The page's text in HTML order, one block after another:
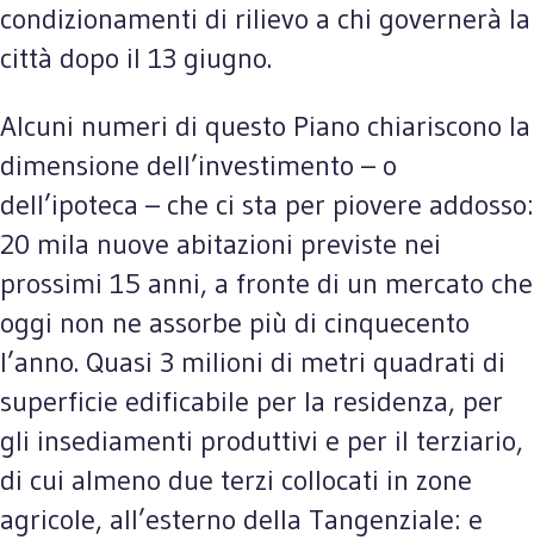
condizionamenti di rilievo a chi governerà la
città dopo il 13 giugno.
Alcuni numeri di questo Piano chiariscono la
dimensione dell’investimento – o
dell’ipoteca – che ci sta per piovere addosso:
20 mila nuove abitazioni previste nei
prossimi 15 anni, a fronte di un mercato che
oggi non ne assorbe più di cinquecento
l’anno. Quasi 3 milioni di metri quadrati di
superficie edificabile per la residenza, per
gli insediamenti produttivi e per il terziario,
di cui almeno due terzi collocati in zone
agricole, all’esterno della Tangenziale: e